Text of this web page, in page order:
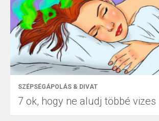
SZÉPSÉGÁPOLÁS & DIVAT
7 ok, hogy ne aludj többé vizes